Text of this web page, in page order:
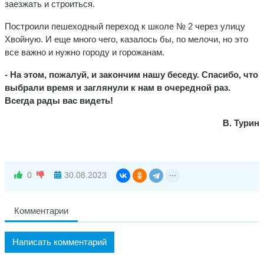
заезжать и строиться.
Построили пешеходный переход к школе № 2 через улицу
Хвойную. И еще много чего, казалось бы, по мелочи, но это
все важно и нужно городу и горожанам.
- На этом, пожалуй, и закончим нашу беседу. Спасибо, что
выбрали время и заглянули к нам в очередной раз.
Всегда рады вас видеть!
В. Турин
0 30.08.2023
Комментарии
Написать комментарий